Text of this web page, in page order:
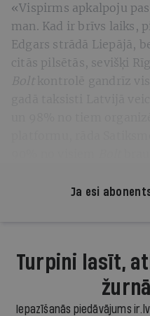
«Vispirms apkalpoju
man. Kad ir brīvs laiks,
Edgars strādā Liepājā,
citās pilsētās, sevišķi
Bolt kontrolē gandrīz
Ja esi
Turpini lasīt,
Iepazīšanās piedāvājums